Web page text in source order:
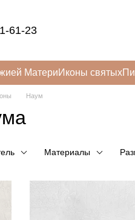
61-23
МатериИконы святых
Наум
Материалы